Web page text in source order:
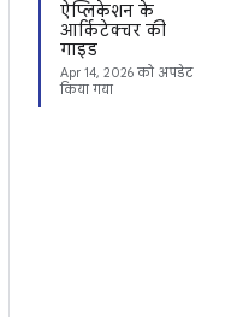
ऐप्लिकेशन के
आर्किटेक्चर की
गाइड
Apr 14, 2026 को अपडेट
किया गया